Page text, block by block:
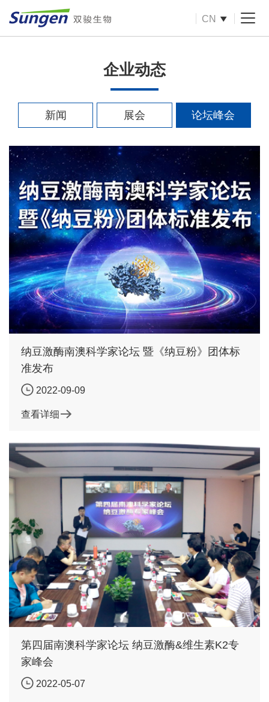
CN
企业动态
新闻 展会 论坛峰会
纳豆激酶南澳科学家论坛 暨《纳豆粉》团体标
准发布
2022-09-09
查看详细
第四届南澳科学家论坛 纳豆激酶&维生素K2专
家峰会
2022-05-07